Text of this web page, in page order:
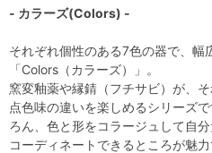
- カラーズ(Colors) -
それぞれ個性のある7色の器で、幅
「Colors（カラーズ）」。
窯変釉薬や縁錆（フチサビ）が、
点色味の違いを楽しめるシリーズ
ろん、色と形をコラージュして自
コーディネートできるところが魅力